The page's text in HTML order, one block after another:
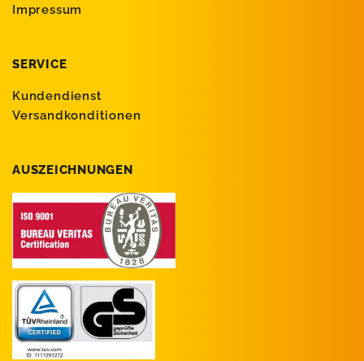
Impressum
SERVICE
Kundendienst
Versandkonditionen
AUSZEICHNUNGEN